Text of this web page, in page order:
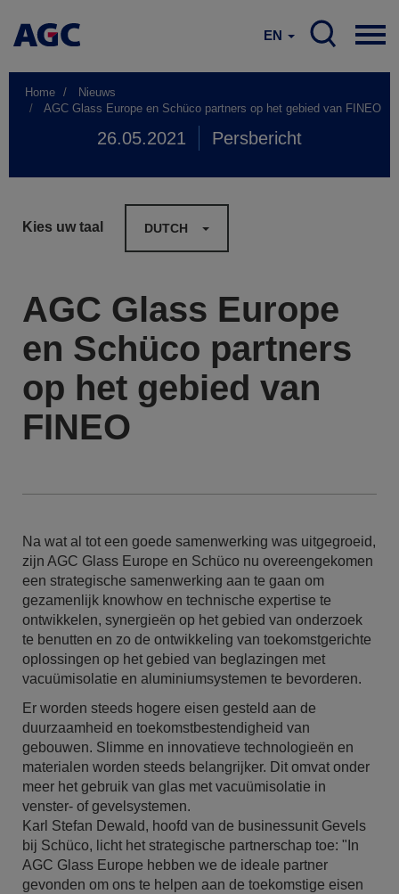
EN
Home
Nieuws
AGC Glass Europe en Schüco partners op het gebied van FINEO
26.05.2021 Persbericht
Kies uw taal DUTCH
AGC Glass Europe
en Schüco partners
op het gebied van
FINEO
Na wat al tot een goede samenwerking was uitgegroeid,
zijn AGC Glass Europe en Schüco nu overeengekomen
een strategische samenwerking aan te gaan om
gezamenlijk knowhow en technische expertise te
ontwikkelen, synergieën op het gebied van onderzoek
te benutten en zo de ontwikkeling van toekomstgerichte
oplossingen op het gebied van beglazingen met
vacuümisolatie en aluminiumsystemen te bevorderen.
Er worden steeds hogere eisen gesteld aan de
duurzaamheid en toekomstbestendigheid van
gebouwen. Slimme en innovatieve technologieën en
materialen worden steeds belangrijker. Dit omvat onder
meer het gebruik van glas met vacuümisolatie in
venster- of gevelsystemen.
Karl Stefan Dewald, hoofd van de businessunit Gevels
bij Schüco, licht het strategische partnerschap toe: "In
AGC Glass Europe hebben we de ideale partner
gevonden om ons te helpen aan de toekomstige eisen